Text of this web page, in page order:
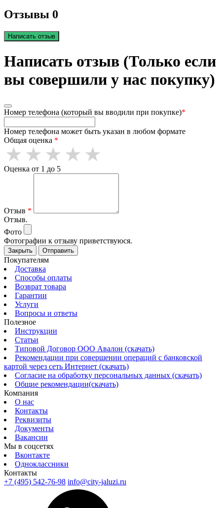
Отзывы 0
Написать отзыв
Написать отзыв (Только если
вы совершили у нас покупку)
Номер телефона (который вы вводили при покупке)*
Номер телефона может быть указан в любом формате
Общая оценка *
Оценка от 1 до 5
Отзыв *
Отзыв.
Фото
Фотографии к отзыву приветствуюся.
Закрыть Отправить
Покупателям
Доставка
Способы оплаты
Возврат товара
Гарантии
Услуги
Вопросы и ответы
Полезное
Инструкции
Статьи
Типовой Договор ООО Авалон (скачать)
Рекомендации при совершении операций с банковской
картой через сеть Интернет (скачать)
Согласие на обработку персональных данных (скачать)
Общие рекомендации(скачать)
Компания
О нас
Контакты
Реквизиты
Документы
Вакансии
Мы в соцсетях
Вконтакте
Одноклассники
Контакты
+7 (495) 542-76-98 info@city-jaluzi.ru